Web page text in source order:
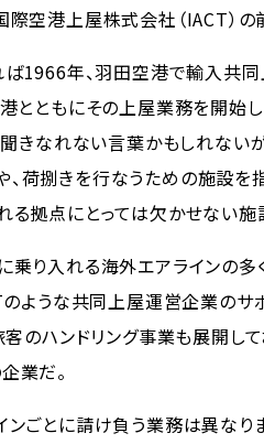
際空港上屋株式会社（IACT）
1966年、羽田空港で輸入共同
とともにその上屋業務を開始
聞きなれない言葉かもしれない
荷捌きを行なうための施設を
る拠点にとっては欠かせない施
乗り入れる海外エアラインの多
ような共同上屋運営企業のサ
のハンドリング事業も展開して
業だ。
ンごとに請け負う業務は異な